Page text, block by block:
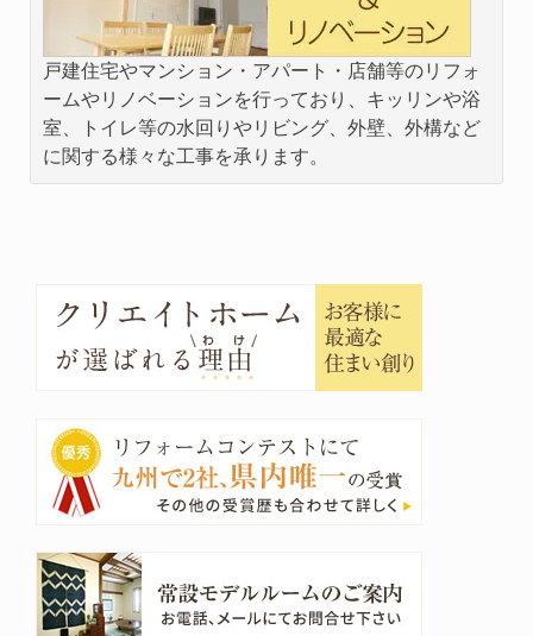
戸建住宅やマンション・アパート・店舗等のリフォ
ームやリノベーションを行っており、キッリンや浴
室、トイレ等の水回りやリビング、外壁、外構など
に関する様々な工事を承ります。